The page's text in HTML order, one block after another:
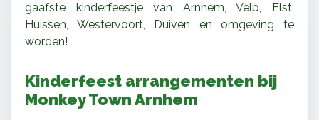
gaafste kinderfeestje van Arnhem, Velp, Elst,
Huissen, Westervoort, Duiven en omgeving te
worden!
Kinderfeest arrangementen bij
Monkey Town Arnhem